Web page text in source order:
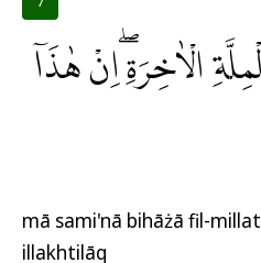
الْاٰخِرَةِ ۖاِنْ هٰذَآ
mā sami'nā bihāżā fil-
illakhtilāq